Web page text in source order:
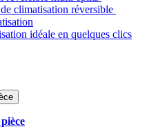
climatisation réversible
idéale en quelques clics